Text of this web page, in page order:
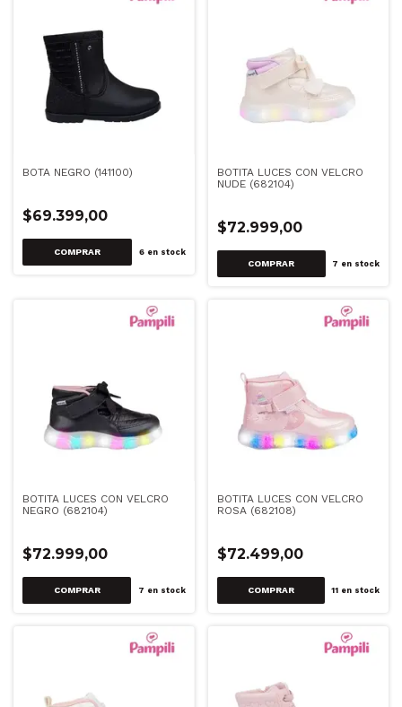
BOTA NEGRO (141100)
$69.399,00
COMPRAR 6en stock
BOTITA LUCES CON VELCRO
NUDE (682104)
$72.999,00
COMPRAR 7 en stock
BOTITA LUCES CON VELCRO
NEGRO (682104)
$72.999,00
COMPRAR 7 en stock
BOTITA LUCES CON VELCRO
ROSA (682108)
$72.499,00
COMPRAR 11 en stock